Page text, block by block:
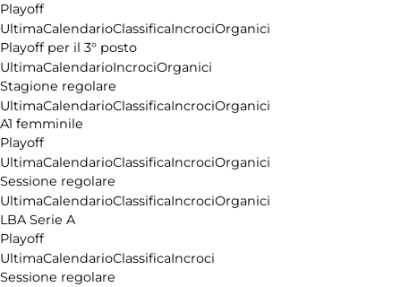
Playoff
UltimaCalendarioClassificaIncrociOrganici
Playoff per il 3° posto
UltimaCalendarioIncrociOrganici
Stagione regolare
UltimaCalendarioClassificaIncrociOrganici
A1 femminile
Playoff
UltimaCalendarioClassificaIncrociOrganici
Sessione regolare
UltimaCalendarioClassificaIncrociOrganici
LBA Serie A
Playoff
UltimaCalendarioClassificaIncroci
Sessione regolare